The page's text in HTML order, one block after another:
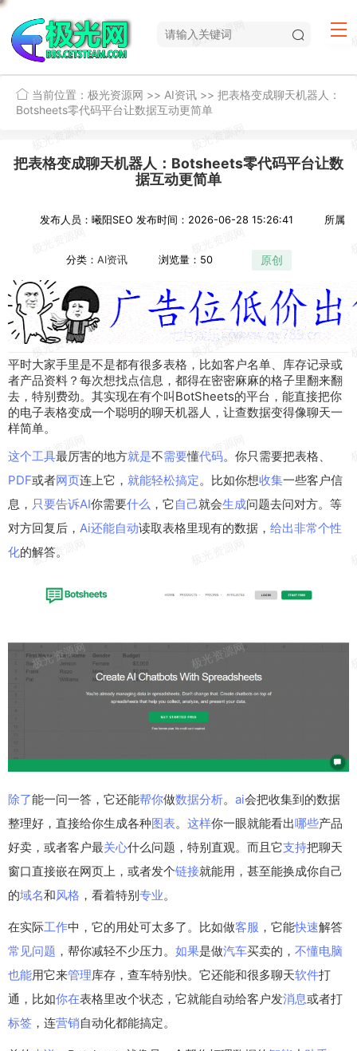
当前位置： 极光资源网 >> AI资讯 >> 把表格变成聊天机器人：
Botsheets零代码平台让数据互动更简单
把表格变成聊天机器人：Botsheets零代码平台让数
据互动更简单
发布人员：曦阳SEO 发布时间：2026-06-28 15:26:41 所属
分类： AI资讯 浏览量：50 原创
平时大家手里是不是都有很多表格，比如客户名单 、库存记录或
者产品资料 ？ 每次想找点信息，都得在密密麻麻的格子里翻来翻
去， 特别费劲。其实现在有个叫BotSheets的平台 ，能直接把你
的电子表格变成一个聪明的聊天机器人 ，让查数据变得像聊天一
样简单。
这个工具最厉害的地方就是不需要懂代码。你只需要把表格、
PDF或者网页连上它， 就能轻松搞定。比如你想收集一些客户信
息， 只要告诉AI你需要什么 ，它自己就会生成问题去问对方。等
对方回复后， Ai还能自动读取表格里现有的数据， 给出非常个性
化的解答。
除了能一问一答，它还能帮你做数据分析。 ai会把收集到的数据
整理好，直接给你生成各种图表。 这样你一眼就能看出哪些产品
好卖，或者客户最关心什么问题，特别直观。而且它支持把聊天
窗口直接嵌在网页上，或者发个链接就能用，甚至能换成你自己
的域名和风格 ，看着特别 专业。
在实际工作中，它的用处可太多了。比如做客服 ，它能快速解答
常见问题 ，帮你减轻不少压力。 如果是做汽车买卖的， 不懂电脑
也能用它来管理库存，查车特别快。它还能和很多聊天软件打
通，比如你在表格里改个状态，它就能自动给客户发消息或者打
标签 ，连营销自动化都能搞定。